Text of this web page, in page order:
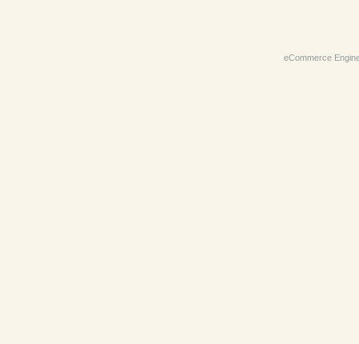
eCommerce